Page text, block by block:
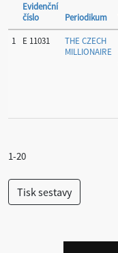
Evidenční
číslo
Periodikum
1
E 11031
THE CZECH
MILLIONAIRE
1-20